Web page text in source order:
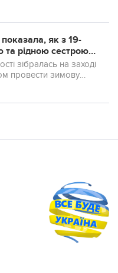
як з 19-
та рідною сестрою
зібралась на заході
провести зимову